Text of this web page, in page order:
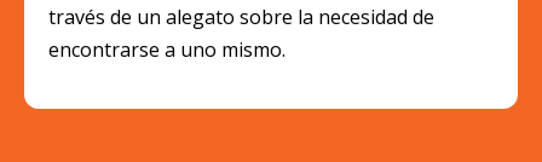
través de un alegato sobre la necesidad de
encontrarse a uno mismo.